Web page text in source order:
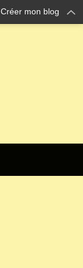
Créer mon blog